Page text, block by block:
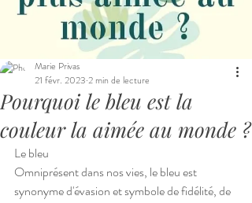
Pourquoi le bleu est la
couleur la aimée au monde ?
Marie Privas
21 févr. 2023 2 min de lecture
Le bleu
Omniprésent dans nos vies, le bleu est
synonyme d'évasion et symbole de fidélité, de